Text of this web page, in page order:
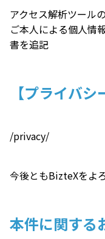
アクセス解析ツール
ご本人による個人情
書を追記
【プライバシ
/privacy/
今後ともBizteXをよ
本件に関する